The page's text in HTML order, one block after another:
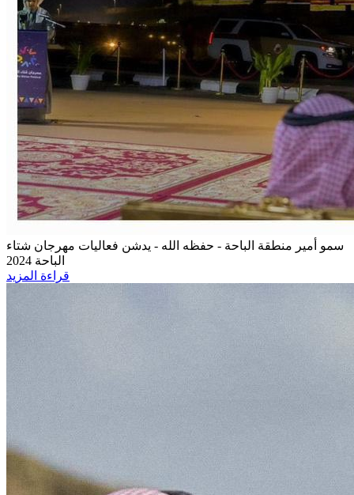
سمو أمير منطقة الباحة - حفظه الله - يدشن فعاليات مهرجان شتاء
الباحة 2024
قراءة المزيد